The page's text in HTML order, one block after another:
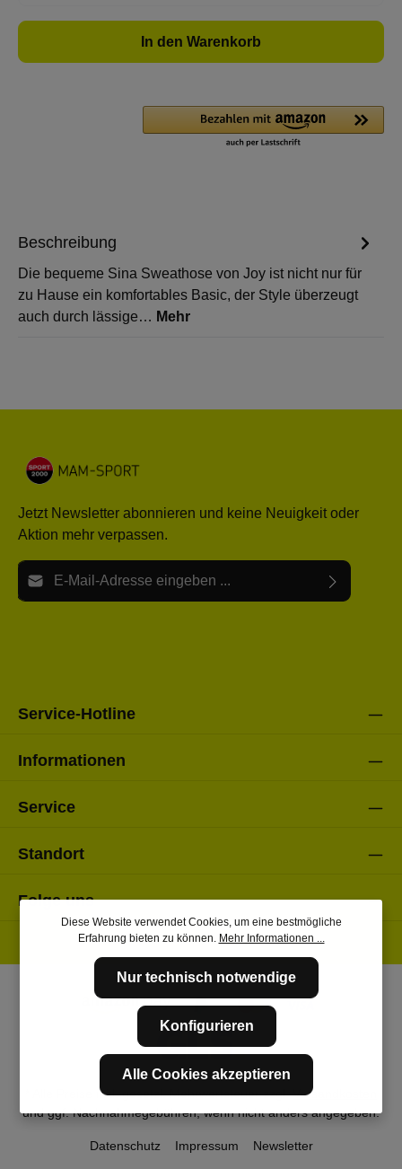
In den Warenkorb
Beschreibung
Die bequeme Sina Sweathose von Joy ist nicht nur für
zu Hause ein komfortables Basic, der Style überzeugt
auch durch lässige… Mehr
Jetzt Newsletter abonnieren und keine Neuigkeit oder
Aktion mehr verpassen.
E-Mail-Adresse*
Service-Hotline
Informationen
Service
Standort
Folge uns
* Alle Preise inkl. gesetzl. Mehrwertsteuer zzgl.Versandkosten
und ggf. Nachnahmegebühren, wenn nicht anders angegeben.
Datenschutz Impressum Newsletter
Diese Website verwendet Cookies, um eine bestmögliche
Erfahrung bieten zu können. Mehr Informationen ...
Nur technisch notwendige
Konfigurieren
Alle Cookies akzeptieren